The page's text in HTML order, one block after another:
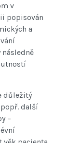
v
popisován
a
důležitý
další
–